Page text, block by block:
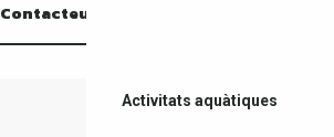
Activitats aquàtiques
Contacteu amb nosaltres